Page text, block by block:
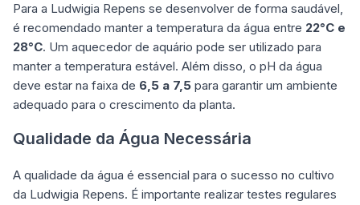
Para a Ludwigia Repens se desenvolver de forma saudável,
é recomendado manter a temperatura da água entre 22°C e
28°C. Um aquecedor de aquário pode ser utilizado para
manter a temperatura estável. Além disso, o pH da água
deve estar na faixa de 6,5 a 7,5 para garantir um ambiente
adequado para o crescimento da planta.
Qualidade da Água Necessária
A qualidade da água é essencial para o sucesso no cultivo
da Ludwigia Repens. É importante realizar testes regulares